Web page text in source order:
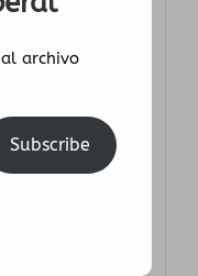
archivo
Subscribe